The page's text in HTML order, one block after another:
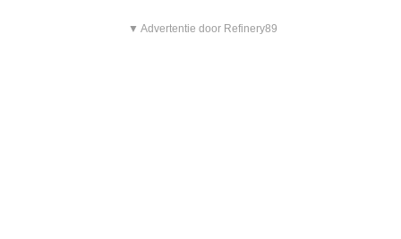
▼ Advertentie door Refinery89